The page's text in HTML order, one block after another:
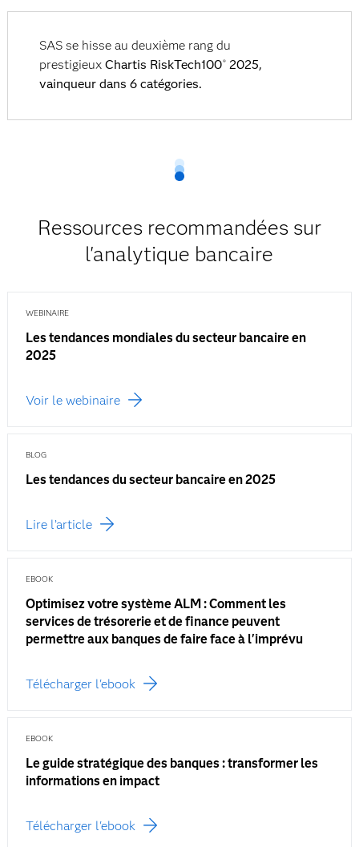
SAS se hisse au deuxième rang du
prestigieux Chartis RiskTech100®2025,
vainqueur dans 6 catégories.
Ressources recommandées sur
l'analytique bancaire
WEBINAIRE
Les tendances mondiales du secteur bancaire en
2025
Voir le webinaire
BLOG
Les tendances du secteur bancaire en 2025
Lire l’article
EBOOK
Optimisez votre système ALM : Comment les
services de trésorerie et de finance peuvent
permettre aux banques de faire face à l'imprévu
Télécharger l'ebook
EBOOK
Le guide stratégique des banques : transformer les
informations en impact
Télécharger l'ebook